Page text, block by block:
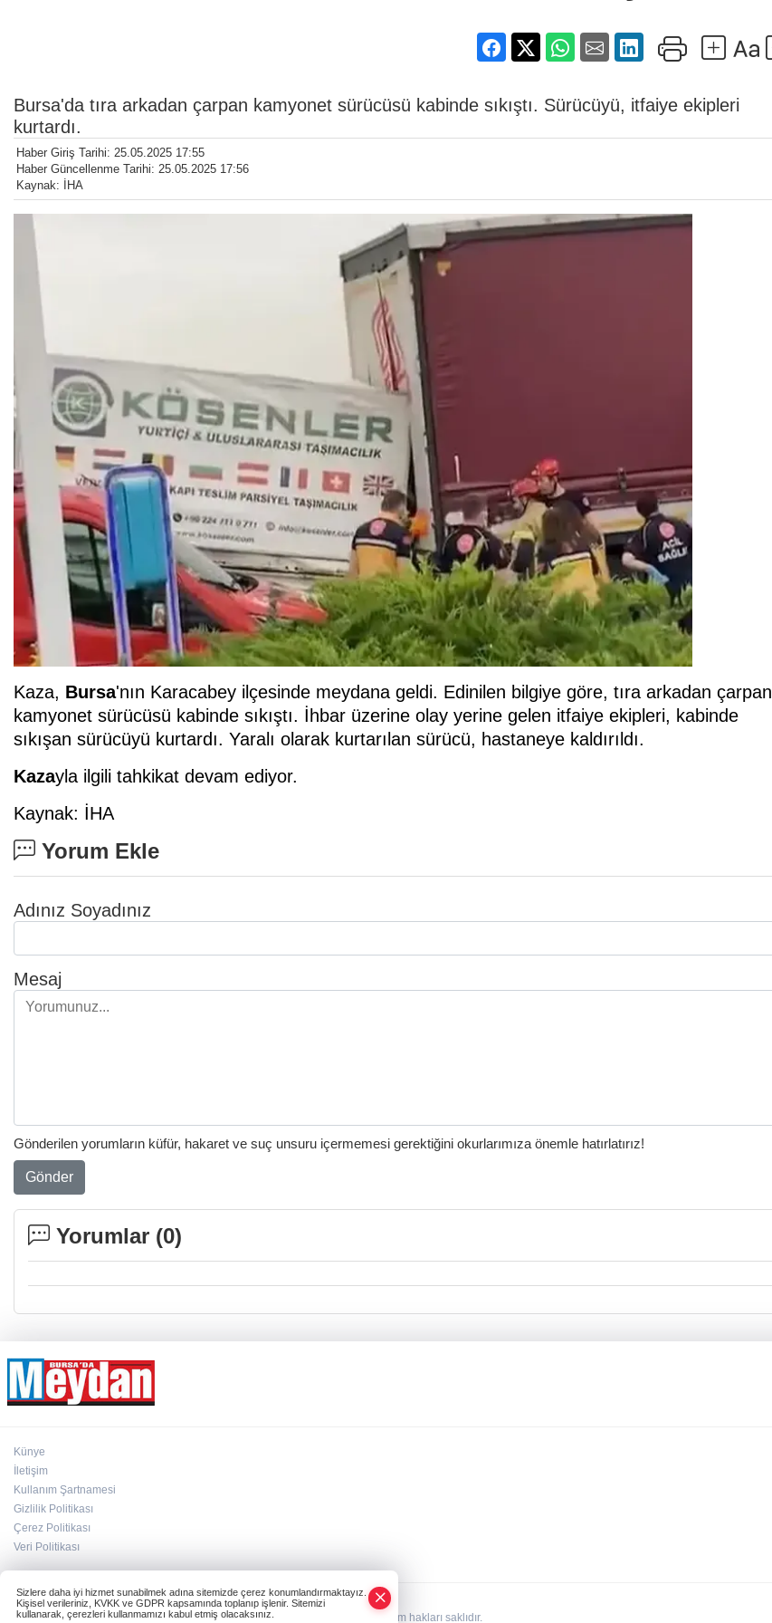
Bursa'da tıra arkadan çarpan kamyonet sürücüsü kabinde sıkıştı. Sürücüyü, itfaiye ekipleri
kurtardı.
Haber Giriş Tarihi: 25.05.2025 17:55
Haber Güncellenme Tarihi: 25.05.2025 17:56
Kaynak: İHA
Kaza, Bursa'nın Karacabey ilçesinde meydana geldi. Edinilen bilgiye göre, tıra arkadan çarpan
kamyonet sürücüsü kabinde sıkıştı. İhbar üzerine olay yerine gelen itfaiye ekipleri, kabinde
sıkışan sürücüyü kurtardı. Yaralı olarak kurtarılan sürücü, hastaneye kaldırıldı.
Kazayla ilgili tahkikat devam ediyor.
Kaynak: İHA
Yorum Ekle
Adınız Soyadınız
Mesaj
Gönderilen yorumların küfür, hakaret ve suç unsuru içermemesi gerektiğini okurlarımıza önemle hatırlatırız!
Gönder
Yorumlar (0)
Künye
İletişim
Kullanım Şartnamesi
Gizlilik Politikası
Çerez Politikası
Veri Politikası
HABER YAZILIMIve TURKTICARET.NET projesidir Copyright© 2006-2026 Tüm hakları saklıdır.
Sizlere daha iyi hizmet sunabilmek adına sitemizde çerez konumlandırmaktayız.
Kişisel verileriniz, KVKK ve GDPR kapsamında toplanıp işlenir. Sitemizi
kullanarak, çerezleri kullanmamızı kabul etmiş olacaksınız.